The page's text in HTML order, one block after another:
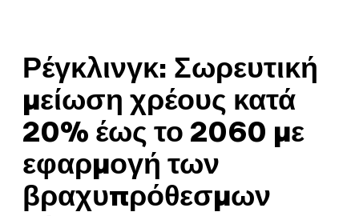
Ρέγκλινγκ: Σωρευτική
μείωση χρέους κατά
20% έως το 2060 με
εφαρμογή των
βραχυπρόθεσμων